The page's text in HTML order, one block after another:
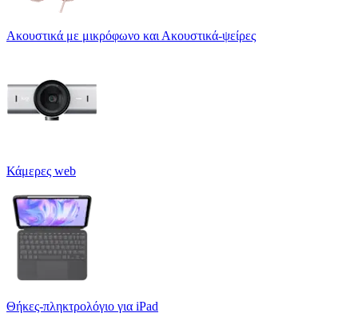
Ακουστικά με μικρόφωνο και Ακουστικά-ψείρες
Κάμερες web
Θήκες-πληκτρολόγιο για iPad